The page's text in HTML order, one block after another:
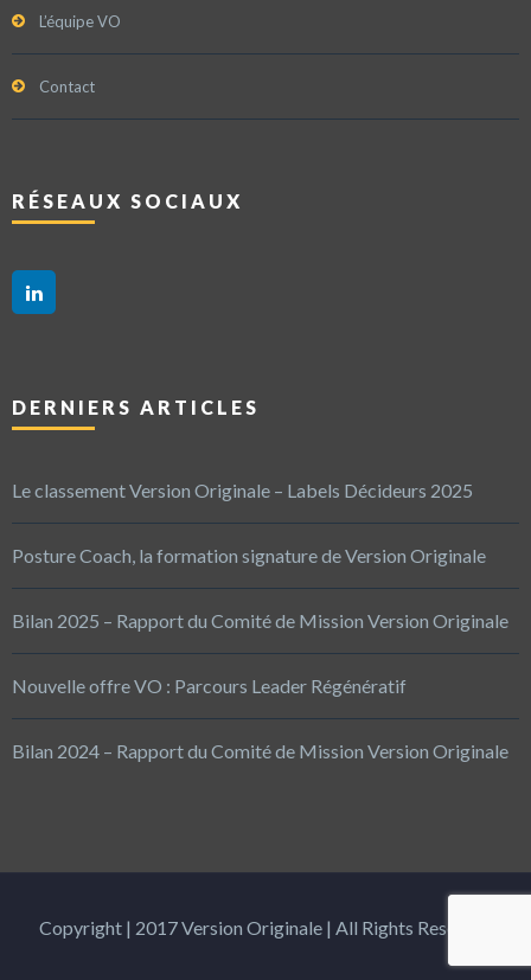
L’équipe VO
Contact
RÉSEAUX SOCIAUX
DERNIERS ARTICLES
Le classement Version Originale – Labels Décideurs 2025
Posture Coach, la formation signature de Version Originale
Bilan 2025 – Rapport du Comité de Mission Version Originale
Nouvelle offre VO : Parcours Leader Régénératif
Bilan 2024 – Rapport du Comité de Mission Version Originale
Copyright | 2017 Version Originale | All Rights Reserved